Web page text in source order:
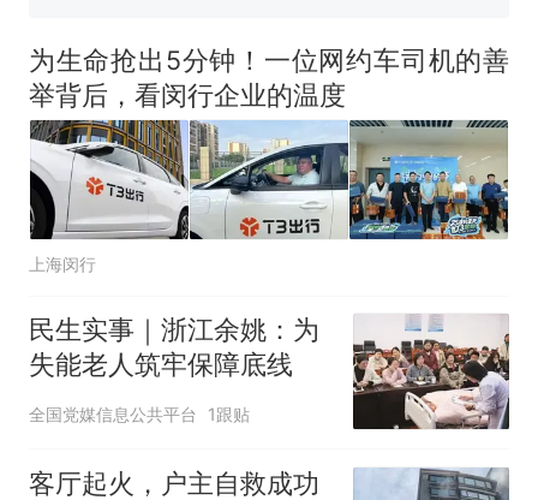
么？
为生命抢出5分钟！一位网约车司机的善
举背后，看闵行企业的温度
上海闵行
民生实事｜浙江余姚：为
失能老人筑牢保障底线
全国党媒信息公共平台 1跟贴
客厅起火，户主自救成功